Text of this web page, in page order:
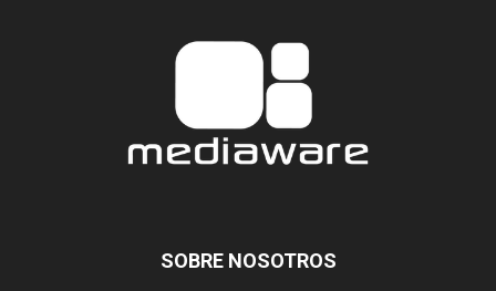
SOBRE NOSOTROS